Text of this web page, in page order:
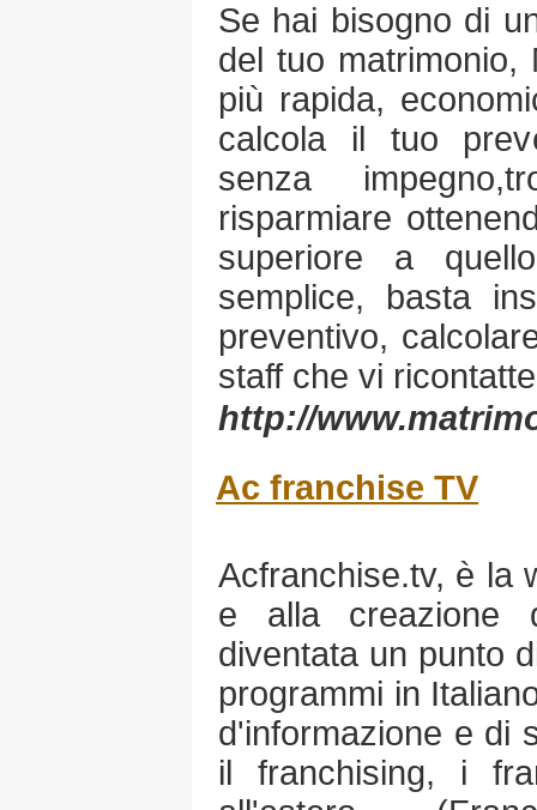
Se hai bisogno di
del tuo matrimonio,
più rapida,
calcola il tuo
senza
risparmiare
superiore a
semplice, basta
preventivo,
staff che vi
http://
Ac franchise TV
Acfranchise.tv, è la
e alla creazione
diventata un punto
programmi in
d'informazione e di
il franchising, i